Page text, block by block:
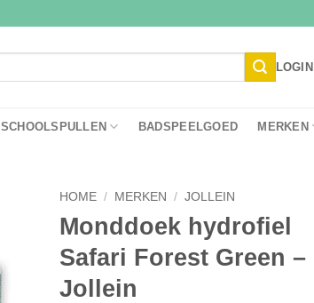
LOGIN
SCHOOLSPULLEN BADSPEELGOED MERKEN
HOME / MERKEN / JOLLEIN
Monddoek hydrofiel
Safari Forest Green –
Jollein